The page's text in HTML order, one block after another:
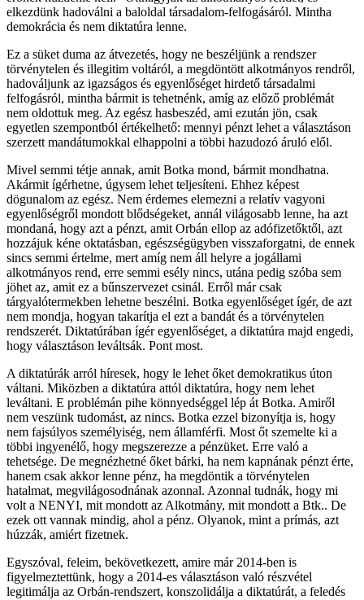
elkezdünk hadoválni a baloldal társadalom-felfogásáról. Mintha
demokrácia és nem diktatúra lenne.
Ez a süket duma az átvezetés, hogy ne beszéljünk a rendszer
törvénytelen és illegitim voltáról, a megdöntött alkotmányos rendről,
hadováljunk az igazságos és egyenlőséget hirdető társadalmi
felfogásról, mintha bármit is tehetnénk, amíg az előző problémát
nem oldottuk meg. Az egész hasbeszéd, ami ezután jön, csak
egyetlen szempontból értékelhető: mennyi pénzt lehet a választáson
szerzett mandátumokkal elhappolni a többi hazudozó áruló elől.
Mivel semmi tétje annak, amit Botka mond, bármit mondhatna.
Akármit ígérhetne, úgysem lehet teljesíteni. Ehhez képest
dögunalom az egész. Nem érdemes elemezni a relatív vagyoni
egyenlőségről mondott blődségeket, annál világosabb lenne, ha azt
mondaná, hogy azt a pénzt, amit Orbán ellop az adófizetőktől, azt
hozzájuk kéne oktatásban, egészségügyben visszaforgatni, de ennek
sincs semmi értelme, mert amíg nem áll helyre a jogállami
alkotmányos rend, erre semmi esély nincs, utána pedig szóba sem
jöhet az, amit ez a bűnszervezet csinál. Erről már csak
tárgyalótermekben lehetne beszélni. Botka egyenlőséget ígér, de azt
nem mondja, hogyan takarítja el ezt a bandát és a törvénytelen
rendszerét. Diktatúrában ígér egyenlőséget, a diktatúra majd engedi,
hogy választáson leváltsák. Pont most.
A diktatúrák arról híresek, hogy le lehet őket demokratikus úton
váltani. Miközben a diktatúra attól diktatúra, hogy nem lehet
leváltani. E problémán pihe könnyedséggel lép át Botka. Amiről
nem veszünk tudomást, az nincs. Botka ezzel bizonyítja is, hogy
nem fajsúlyos személyiség, nem államférfi. Most őt szemelte ki a
többi ingyenélő, hogy megszerezze a pénzüket. Erre való a
tehetsége. De megnézhetné őket bárki, ha nem kapnának pénzt érte,
hanem csak akkor lenne pénz, ha megdöntik a törvénytelen
hatalmat, megvilágosodnának azonnal. Azonnal tudnák, hogy mi
volt a NENYI, mit mondott az Alkotmány, mit mondott a Btk.. De
ezek ott vannak mindig, ahol a pénz. Olyanok, mint a prímás, azt
húzzák, amiért fizetnek.
Egyszóval, feleim, bekövetkezett, amire már 2014-ben is
figyelmeztettünk, hogy a 2014-es választáson való részvétel
legitimálja az Orbán-rendszert, konszolidálja a diktatúrát, a feledés